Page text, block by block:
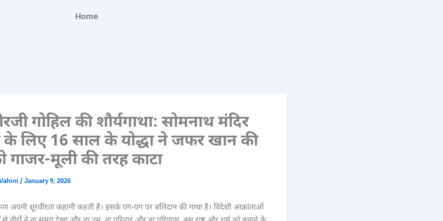
Home
गोहिल की शौर्यगाथा: सोमनाथ मंदिर
के लिए 16 साल के योद्धा ने जफर खान की
गाजर-मूली की तरह काटा
/January 9, 2026
अपनी शूरवीरता कहानी कहती है। इसके पग-पग पर बलिदान की गाथा है। विदेशी आक्रांताओं